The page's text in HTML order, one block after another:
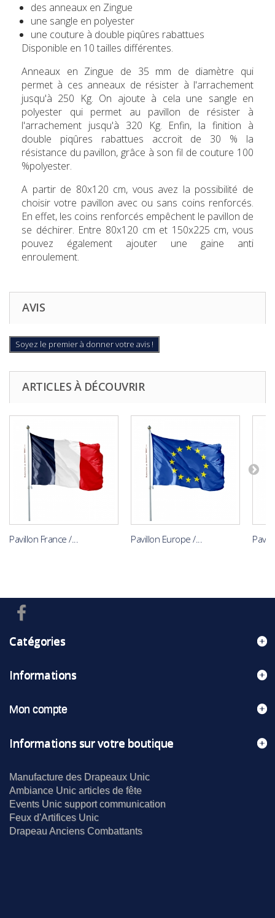
des anneaux en Zingue
une sangle en polyester
une couture à double piqûres rabattues
Disponible en 10 tailles différentes.
Anneaux en Zingue de 35 mm de diamètre qui
permet à ces anneaux de résister à l'arrachement
jusqu'à 250 Kg. On ajoute à cela une sangle en
polyester qui permet au pavillon de résister à
l'arrachement jusqu'à 320 Kg. Enfin, la finition à
double piqûres rabattues accroit de 30 % la
résistance du pavillon, grâce à son fil de couture 100
%polyester.
A partir de 80x120 cm, vous avez la possibilité de
choisir votre pavillon avec ou sans coins renforcés.
En effet, les coins renforcés empêchent le pavillon de
se déchirer. Entre 80x120 cm et 150x225 cm, vous
pouvez également ajouter une gaine anti
enroulement.
AVIS
Soyez le premier à donner votre avis !
ARTICLES À DÉCOUVRIR
Pavillon France /... Pavillon Europe /...
Catégories
Informations
Mon compte
Informations sur votre boutique
Manufacture des Drapeaux Unic
Ambiance Unic articles de fête
Events Unic support communication
Feux d'Artifices Unic
Drapeau Anciens Combattants